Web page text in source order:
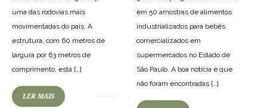
uma das rodovias mais
movimentadas do país. A
estrutura, com 60 metros de
largura por 63 metros de
comprimento, está […]
LER MAIS
em 50 amostras de alimentos
industrializados para bebês
comercializados em
supermercados no Estado de
São Paulo. A boa notícia é que
não foram encontradas […]